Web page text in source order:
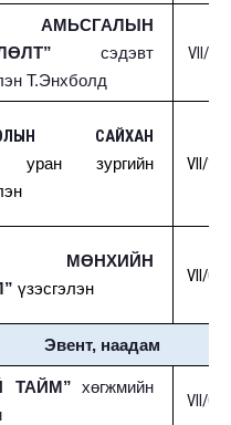
АМЬСГАЛЫН
сэдэвт
Т.Энхболд
VII/
САЙХАН
уран зургийн
VII/10-
МӨНХИЙН
үзэсгэлэн
VII/01-
Эвент, наадам
ТАЙМ”
хөгжмийн
VII/02-